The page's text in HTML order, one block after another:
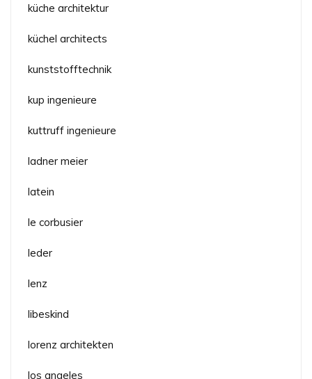
küche architektur
küchel architects
kunststofftechnik
kup ingenieure
kuttruff ingenieure
ladner meier
latein
le corbusier
leder
lenz
libeskind
lorenz architekten
los angeles